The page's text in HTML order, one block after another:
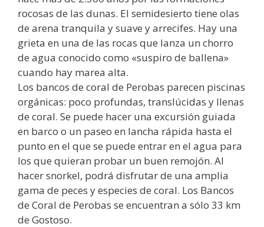
rocosas de las dunas. El semidesierto tiene olas
de arena tranquila y suave y arrecifes. Hay una
grieta en una de las rocas que lanza un chorro
de agua conocido como «suspiro de ballena»
cuando hay marea alta.
Los bancos de coral de Perobas parecen piscinas
orgánicas: poco profundas, translúcidas y llenas
de coral. Se puede hacer una excursión guiada
en barco o un paseo en lancha rápida hasta el
punto en el que se puede entrar en el agua para
los que quieran probar un buen remojón. Al
hacer snorkel, podrá disfrutar de una amplia
gama de peces y especies de coral. Los Bancos
de Coral de Perobas se encuentran a sólo 33 km
de Gostoso.